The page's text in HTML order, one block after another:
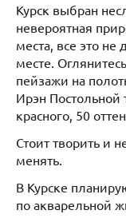
Курск выбран
невероятная
места, все это
месте.
пейзажи на
Ирэн Постольной
красного, 50
Стоит творить и
менять.
В Курске
по акварельной